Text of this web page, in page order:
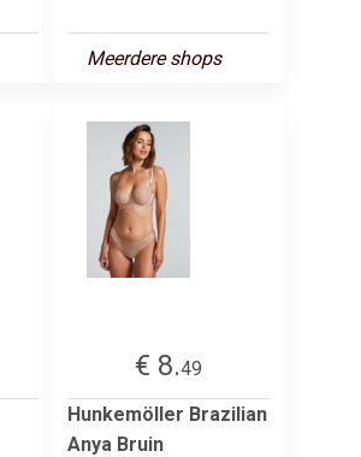
Meerdere shops
€ 8.49
Hunkemöller Brazilian
Anya Bruin